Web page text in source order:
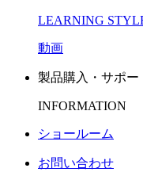
LEARNING
動画
製品購入・サポー
INFORMATION
ショールーム
お問い合わせ